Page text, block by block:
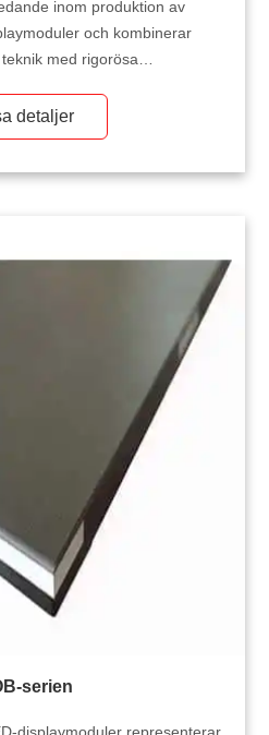
inom produktion av
och kombinerar
med rigorösa
LED-moduler för inomhus
alla stöds av internationella
detaljer
serien